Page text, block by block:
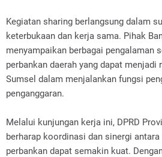
Kegiatan sharing berlangsung dalam
keterbukaan dan kerja sama. Pihak
menyampaikan berbagai pengalaman
perbankan daerah yang dapat menjadi
Sumsel dalam menjalankan fungsi
penganggaran.
Melalui kunjungan kerja ini, DPRD
berharap koordinasi dan sinergi
perbankan dapat semakin kuat.